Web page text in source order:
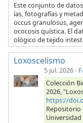
Este conjunto de
ías, fotografías y
occus granulosus,
ococosis quística. El
ológico de tejido
Loxoscelismo
5 jul. 2026-
Colección
2026,
https://
Repositorio
Universidad